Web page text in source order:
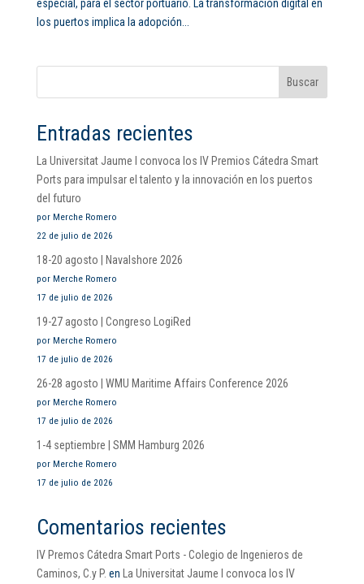
especial, para el sector portuario. La transformación digital en
los puertos implica la adopción...
Buscar
Entradas recientes
La Universitat Jaume I convoca los IV Premios Cátedra Smart
Ports para impulsar el talento y la innovación en los puertos
del futuro
por Merche Romero
22 de julio de 2026
18-20 agosto | Navalshore 2026
por Merche Romero
17 de julio de 2026
19-27 agosto | Congreso LogiRed
por Merche Romero
17 de julio de 2026
26-28 agosto | WMU Maritime Affairs Conference 2026
por Merche Romero
17 de julio de 2026
1-4 septiembre | SMM Hamburg 2026
por Merche Romero
17 de julio de 2026
Comentarios recientes
IV Premos Cátedra Smart Ports - Colegio de Ingenieros de
Caminos, C.y P. en La Universitat Jaume I convoca los IV